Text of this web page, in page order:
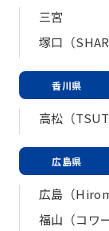
三宮
塚口（
香川県
高松（
広島県
広島（
福山（コワ